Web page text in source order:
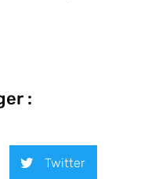
:
Twitter